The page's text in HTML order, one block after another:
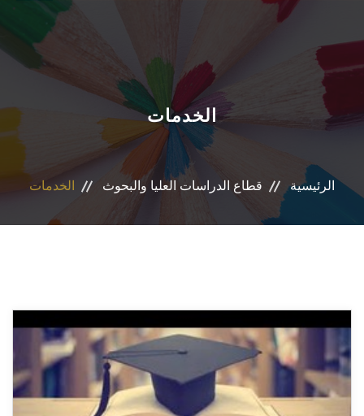
عن القطاع
الإدارات الخدمات
الرئيسية قطاع الدراسات العليا والبحوث الخدمات